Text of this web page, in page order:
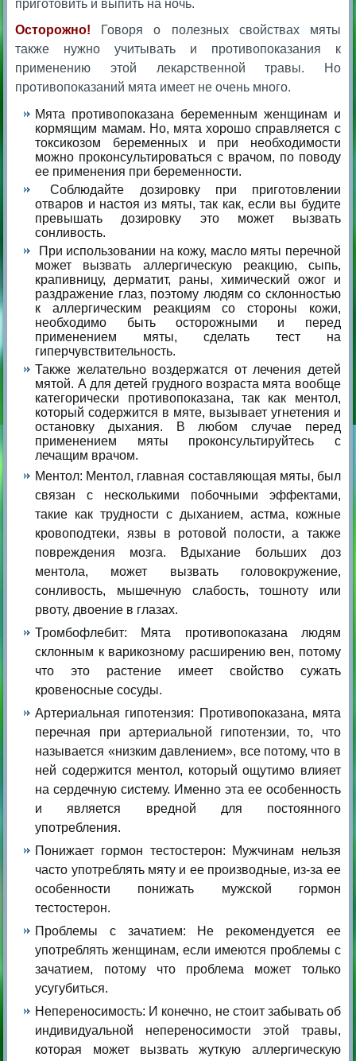
приготовить и выпить на ночь.
Осторожно! Говоря о полезных свойствах мяты
также нужно учитывать и противопоказания к
применению этой лекарственной травы. Но
противопоказаний мята имеет не очень много.
Мята противопоказана беременным женщинам и
кормящим мамам. Но, мята хорошо справляется с
токсикозом беременных и при необходимости
можно проконсультироваться с врачом, по поводу
ее применения при беременности.
Соблюдайте дозировку при приготовлении
отваров и настоя из мяты, так как, если вы будите
превышать дозировку это может вызвать
сонливость.
При использовании на кожу, масло мяты перечной
может вызвать аллергическую реакцию, сыпь,
крапивницу, дерматит, раны, химический ожог и
раздражение глаз, поэтому людям со склонностью
к аллергическим реакциям со стороны кожи,
необходимо быть осторожными и перед
применением мяты, сделать тест на
гиперчувствительность.
Также желательно воздержатся от лечения детей
мятой. А для детей грудного возраста мята вообще
категорически противопоказана, так как ментол,
который содержится в мяте, вызывает угнетения и
остановку дыхания. В любом случае перед
применением мяты проконсультируйтесь с
лечащим врачом.
Ментол: Ментол, главная составляющая мяты, был
связан с несколькими побочными эффектами,
такие как трудности с дыханием, астма, кожные
кровоподтеки, язвы в ротовой полости, а также
повреждения мозга. Вдыхание больших доз
ментола, может вызвать головокружение,
сонливость, мышечную слабость, тошноту или
рвоту, двоение в глазах.
Тромбофлебит: Мята противопоказана людям
склонным к варикозному расширению вен, потому
что это растение имеет свойство сужать
кровеносные сосуды.
Артериальная гипотензия: Противопоказана, мята
перечная при артериальной гипотензии, то, что
называется «низким давлением», все потому, что в
ней содержится ментол, который ощутимо влияет
на сердечную систему. Именно эта ее особенность
и является вредной для постоянного
употребления.
Понижает гормон тестостерон: Мужчинам нельзя
часто употреблять мяту и ее производные, из-за ее
особенности понижать мужской гормон
тестостерон.
Проблемы с зачатием: Не рекомендуется ее
употреблять женщинам, если имеются проблемы с
зачатием, потому что проблема может только
усугубиться.
Непереносимость: И конечно, не стоит забывать об
индивидуальной непереносимости этой травы,
которая может вызвать жуткую аллергическую